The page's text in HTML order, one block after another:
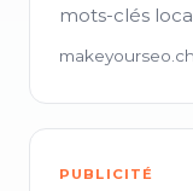
mots-clés
PUBLICITÉ